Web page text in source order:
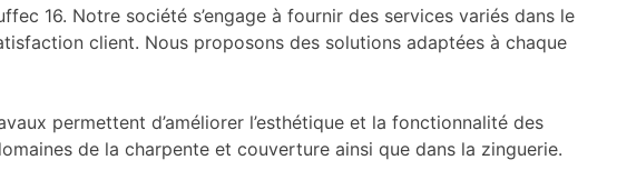
16. Notre société s’engage à fournir des services variés dans le
client. Nous proposons des solutions adaptées à chaque
permettent d’améliorer l’esthétique et la fonctionnalité des
de la charpente et couverture ainsi que dans la zinguerie.